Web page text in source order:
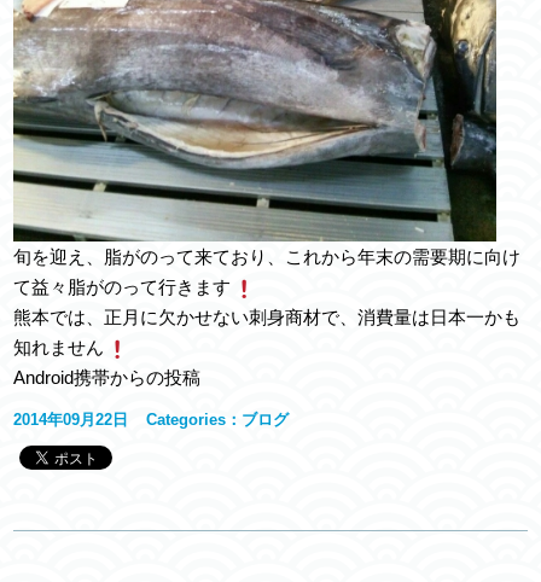
旬を迎え、脂がのって来ており、これから年末の需要期に向け
て益々脂がのって行きます
熊本では、正月に欠かせない刺身商材で、消費量は日本一かも
知れません
Android携帯からの投稿
2014年09月22日 Categories： ブログ